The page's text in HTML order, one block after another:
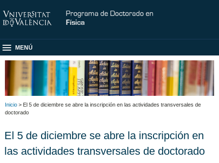
MENÚ
Inicio > El 5 de diciembre se abre la inscripción en las actividades transversales de
doctorado
El 5 de diciembre se abre la inscripción en
las actividades transversales de doctorado